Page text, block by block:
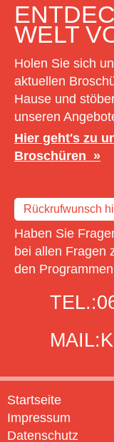
WELT
Holen Sie sich
aktuellen
Hause und
unseren
Hier geht's zu
Broschüren
Rückrufwunsch
Haben Sie
bei allen Fragen
den
TEL.:
MAIL:
Startseite
Impressum
Datenschutz